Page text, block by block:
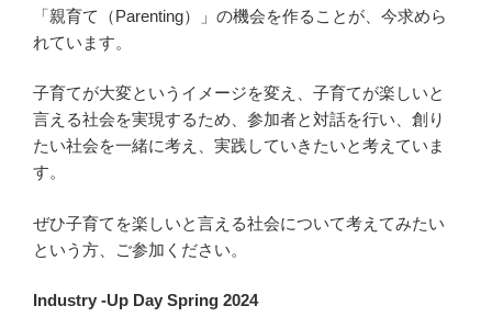
「親育て（Parenting）」の機会を作ることが、今求めら
れています。
子育てが大変というイメージを変え、子育てが楽しいと
言える社会を実現するため、参加者と対話を行い、創り
たい社会を一緒に考え、実践していきたいと考えていま
す。
ぜひ子育てを楽しいと言える社会について考えてみたい
という方、ご参加ください。
Industry -Up Day Spring 2024